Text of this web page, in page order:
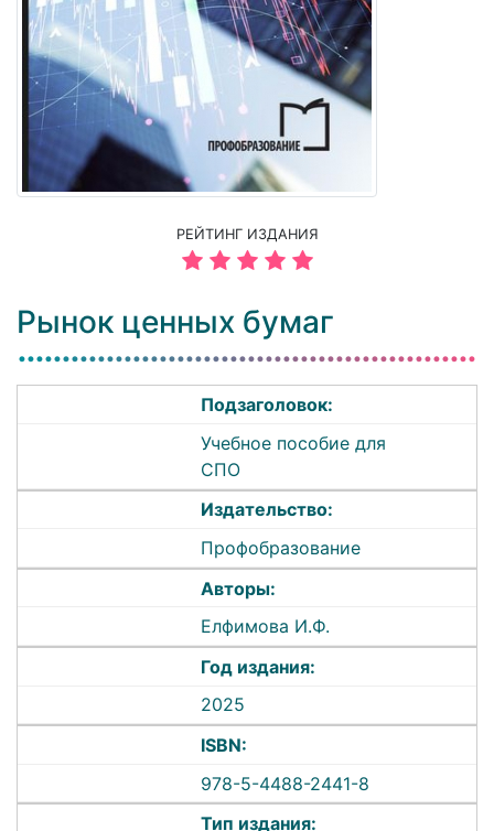
РЕЙТИНГ ИЗДАНИЯ
Рынок ценных бумаг
Подзаголовок:
Учебное пособие для
СПО
Издательство:
Профобразование
Авторы:
Елфимова И.Ф.
Год издания:
2025
ISBN:
978-5-4488-2441-8
Тип издания: